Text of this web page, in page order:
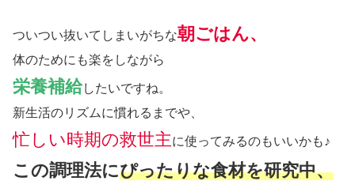
ついつい抜いてしまいがちな朝ごはん、
体のためにも楽をしながら
栄養補給したいですね。
新生活のリズムに慣れるまでや、
忙しい時期の救世主に使ってみるのもいいかも♪
この調理法にぴったりな食材を研究中、